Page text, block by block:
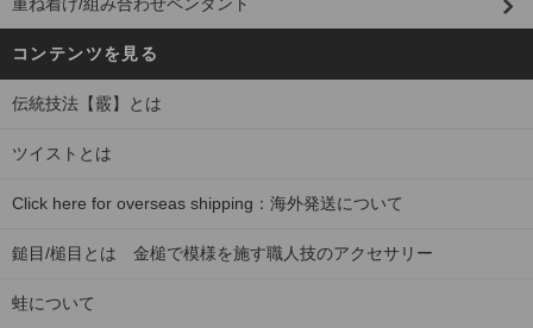
コンテンツを見る
伝統技法【霰】とは
ツイストとは
Click here for overseas shipping：海外発送について
鎚目/槌目とは 金槌で模様を施す職人技のアクセサリー
蛙について